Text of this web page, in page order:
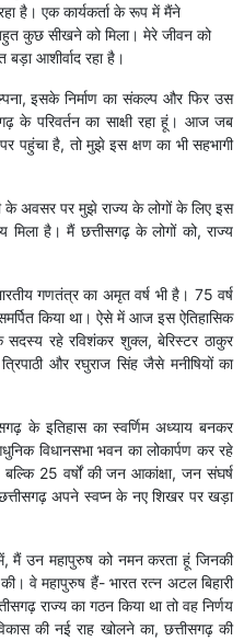
है। एक कार्यकर्ता के रूप में मैंने
कुछ सीखने को मिला। मेरे जीवन को
आशीर्वाद रहा है।
इसके निर्माण का संकल्प और फिर उस
के परिवर्तन का साक्षी रहा हूं। आज जब
पहुंचा है, तो मुझे इस क्षण का भी सहभागी
अवसर पर मुझे राज्य के लोगों के लिए इस
मिला है। मैं छत्तीसगढ़ के लोगों को, राज्य
गणतंत्र का अमृत वर्ष भी है। 75 वर्ष
किया था। ऐसे में आज इस ऐतिहासिक
रहे रविशंकर शुक्ल, बेरिस्टर ठाकुर
और रघुराज सिंह जैसे मनीषियों का
के इतिहास का स्वर्णिम अध्याय बनकर
विधानसभा भवन का लोकार्पण कर रहे
25 वर्षों की जन आकांक्षा, जन संघर्ष
अपने स्वप्न के नए शिखर पर खड़ा
मैं उन महापुरुष को नमन करता हूं जिनकी
वे महापुरुष हैं- भारत रत्न अटल बिहारी
राज्य का गठन किया था तो वह निर्णय
की नई राह खोलने का, छत्तीसगढ़ की